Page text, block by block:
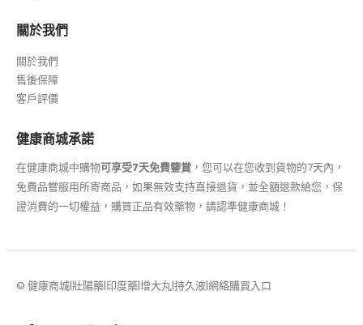
關於我們
關於我們
售後保障
客戶評價
健康商城承諾
在健康商城中購物可享受7天免費鑒賞 ，您可以在您收到貨物的7天內，
免費品嘗服用所寄商品，如果無效支持直接退貨，並全額退款給您，保
證消費的一切權益，購買正品有效藥物，請認準健康商城！
© 健康商城|壯陽藥|印度藥|增大丸|持久液|網絡購買入口